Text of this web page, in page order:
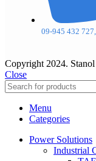
09-945 432
Copyright 2024.
Close
Menu
Categories
Power Solutions
Industrial